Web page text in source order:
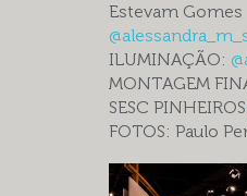
Estevam Gomes
ILUMINAÇÃO:
MONTAGEM
SESC
FOTOS: Paulo